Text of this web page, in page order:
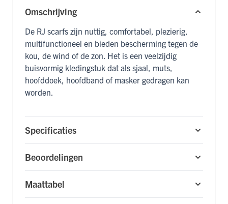
Omschrijving
De RJ scarfs zijn nuttig, comfortabel, plezierig,
multifunctioneel en bieden bescherming tegen de
kou, de wind of de zon. Het is een veelzijdig
buisvormig kledingstuk dat als sjaal, muts,
hoofddoek, hoofdband of masker gedragen kan
worden.
Specificaties
Beoordelingen
Maattabel